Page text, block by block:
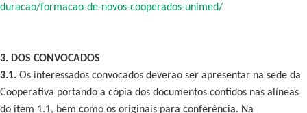
duracao/formacao-de-novos-cooperados-unimed/
3. DOS CONVOCADOS
3.1. Os interessados convocados deverão ser apresentar na sede da
Cooperativa portando a cópia dos documentos contidos nas alíneas
do item 1.1, bem como os originais para conferência. Na